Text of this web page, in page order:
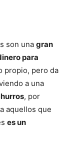
son una gran
para
propio, pero da
a una
, por
aquellos que
es un